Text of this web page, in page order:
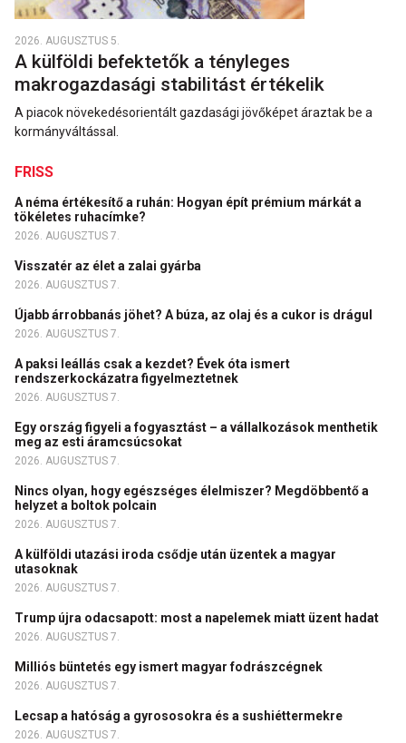
2026. AUGUSZTUS 5.
A külföldi befektetők a tényleges
makrogazdasági stabilitást értékelik
A piacok növekedésorientált gazdasági jövőképet áraztak be a
kormányváltással.
FRISS
A néma értékesítő a ruhán: Hogyan épít prémium márkát a
tökéletes ruhacímke?
2026. AUGUSZTUS 7.
Visszatér az élet a zalai gyárba
2026. AUGUSZTUS 7.
Újabb árrobbanás jöhet? A búza, az olaj és a cukor is drágul
2026. AUGUSZTUS 7.
A paksi leállás csak a kezdet? Évek óta ismert
rendszerkockázatra figyelmeztetnek
2026. AUGUSZTUS 7.
Egy ország figyeli a fogyasztást – a vállalkozások menthetik
meg az esti áramcsúcsokat
2026. AUGUSZTUS 7.
Nincs olyan, hogy egészséges élelmiszer? Megdöbbentő a
helyzet a boltok polcain
2026. AUGUSZTUS 7.
A külföldi utazási iroda csődje után üzentek a magyar
utasoknak
2026. AUGUSZTUS 7.
Trump újra odacsapott: most a napelemek miatt üzent hadat
2026. AUGUSZTUS 7.
Milliós büntetés egy ismert magyar fodrászcégnek
2026. AUGUSZTUS 7.
Lecsap a hatóság a gyrososokra és a sushiéttermekre
2026. AUGUSZTUS 7.